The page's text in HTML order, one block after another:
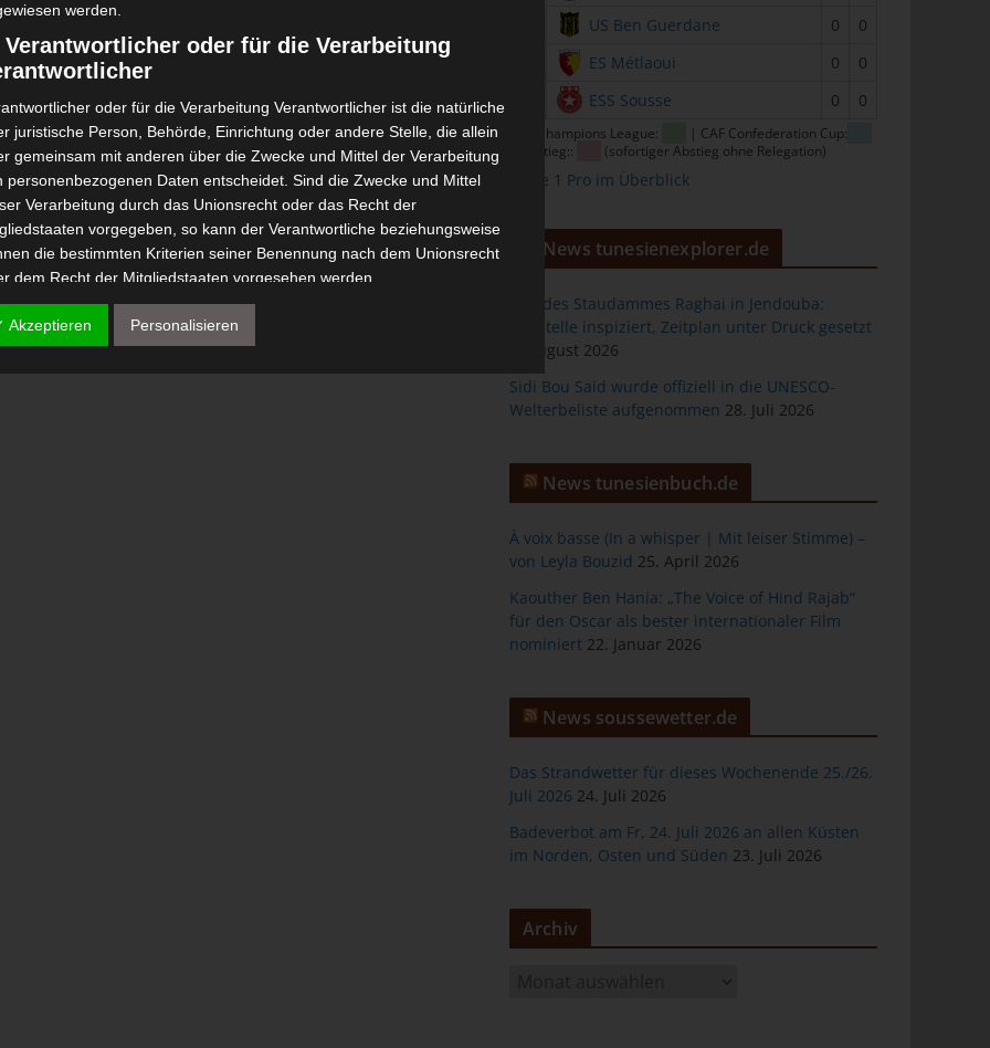
US Ben Guerdane 0
0
ES Métlaoui 0
0
ESS Sousse 0 0
CAF Champions League:
| CAF Confederation Cup:
| Abstieg::
(sofortiger Abstieg ohne Relegation)
Ligue 1 Pro im Überblick
News tunesienexplorer.de
Bau des Staudammes Raghai in Jendouba:
Baustelle inspiziert, Zeitplan unter Druck gesetzt
2. August 2026
Sidi Bou Said wurde offiziell in die UNESCO-
Welterbeliste aufgenommen 28. Juli 2026
News tunesienbuch.de
À voix basse (In a whisper | Mit leiser Stimme) –
von Leyla Bouzid 25. April 2026
Kaouther Ben Hania: „The Voice of Hind Rajab“
für den Oscar als bester internationaler Film
nominiert 22. Januar 2026
News soussewetter.de
Das Strandwetter für dieses Wochenende 25./26.
Juli 2026 24. Juli 2026
Badeverbot am Fr, 24. Juli 2026 an allen Küsten
im Norden, Osten und Süden 23. Juli 2026
Archiv
werden.
Verantwortlicher oder für die Verarbeitung
oder für die Verarbeitung Verantwortlicher ist die natürliche
juristische Person, Behörde, Einrichtung oder andere Stelle, die allein
gemeinsam mit anderen über die Zwecke und Mittel der Verarbeitung
personenbezogenen Daten entscheidet. Sind die Zwecke und Mittel
Verarbeitung durch das Unionsrecht oder das Recht der
vorgegeben, so kann der Verantwortliche beziehungsweise
die bestimmten Kriterien seiner Benennung nach dem Unionsrecht
dem Recht der Mitgliedstaaten vorgesehen werden.
ist eine natürliche oder juristische Person, Behörde,
ist jede von der betroffenen Person freiwillig für den bestimmten
Akzeptieren Personalisieren